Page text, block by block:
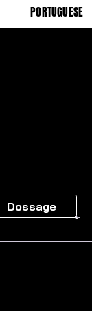
PORTUGUESE
Dossage